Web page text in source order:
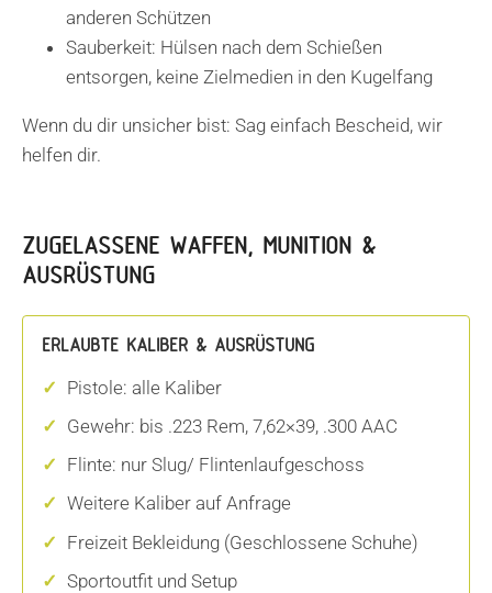
anderen Schützen
Sauberkeit: Hülsen nach dem Schießen
entsorgen, keine Zielmedien in den Kugelfang
Wenn du dir unsicher bist: Sag einfach Bescheid, wir
helfen dir.
ZUGELASSENE WAFFEN, MUNITION &
AUSRÜSTUNG
ERLAUBTE KALIBER & AUSRÜSTUNG
Pistole: alle Kaliber
Gewehr: bis .223 Rem, 7,62×39, .300 AAC
Flinte: nur Slug/ Flintenlaufgeschoss
Weitere Kaliber auf Anfrage
Freizeit Bekleidung (Geschlossene Schuhe)
Sportoutfit und Setup